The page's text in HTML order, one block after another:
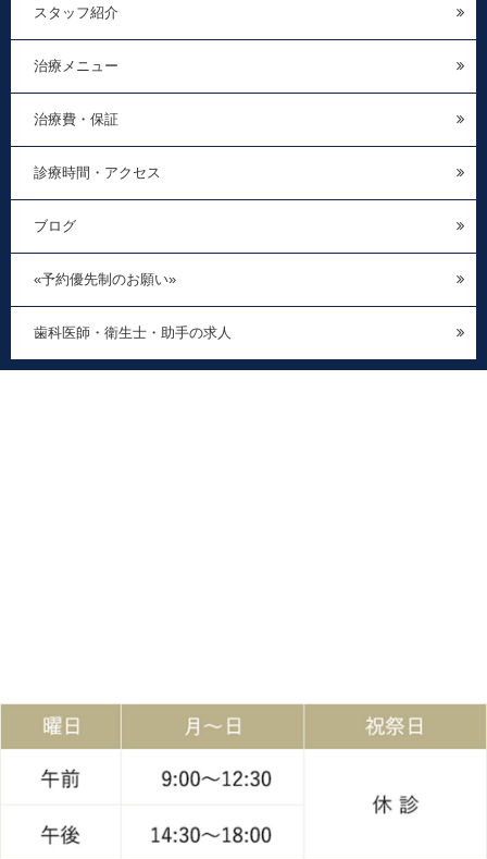
スタッフ紹介
治療メニュー
治療費・保証
診療時間・アクセス
ブログ
«予約優先制のお願い»
歯科医師・衛生士・助手の求人